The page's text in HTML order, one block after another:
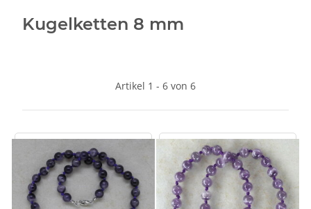
Kugelketten 8 mm
Artikel 1 - 6 von 6